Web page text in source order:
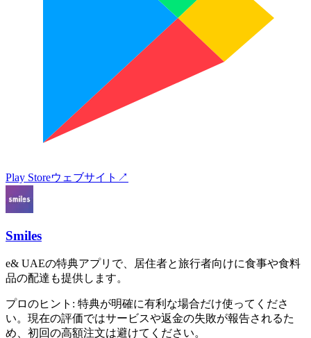
Play Storeウェブサイト ↗
Smiles
e& UAEの特典アプリで、居住者と旅行者向けに食事や食料
品の配達も提供します。
プロのヒント: 特典が明確に有利な場合だけ使ってくださ
い。現在の評価ではサービスや返金の失敗が報告されるた
め、初回の高額注文は避けてください。